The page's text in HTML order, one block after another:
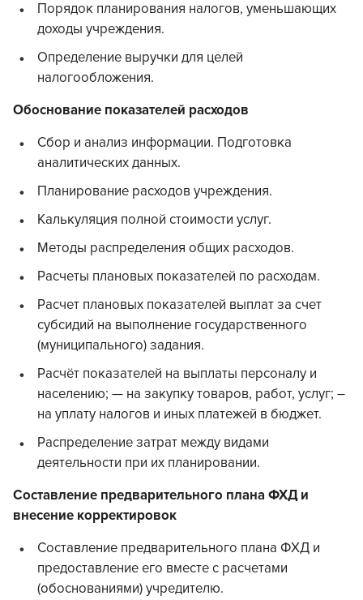
Порядок планирования налогов, уменьшающих
доходы учреждения.
Определение выручки для целей
налогообложения.
Обоснование показателей расходов
Сбор и анализ информации. Подготовка
аналитических данных.
Планирование расходов учреждения.
Калькуляция полной стоимости услуг.
Методы распределения общих расходов.
Расчеты плановых показателей по расходам.
Расчет плановых показателей выплат за счет
субсидий на выполнение государственного
(муниципального) задания.
Расчёт показателей на выплаты персоналу и
населению; — на закупку товаров, работ, услуг; –
на уплату налогов и иных платежей в бюджет.
Распределение затрат между видами
деятельности при их планировании.
Составление предварительного плана ФХД и
внесение корректировок
Составление предварительного плана ФХД и
предоставление его вместе с расчетами
(обоснованиями) учредителю.